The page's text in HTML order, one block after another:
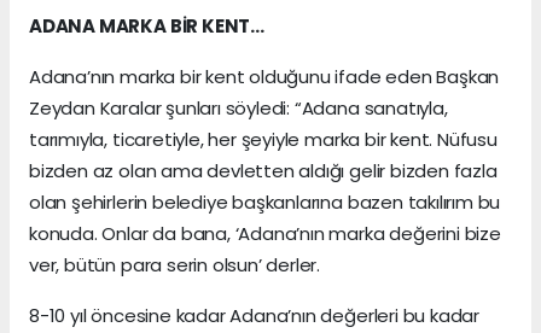
ADANA MARKA BİR KENT…
Adana’nın marka bir kent olduğunu ifade eden Başkan
Zeydan Karalar şunları söyledi: “Adana sanatıyla,
tarımıyla, ticaretiyle, her şeyiyle marka bir kent. Nüfusu
bizden az olan ama devletten aldığı gelir bizden fazla
olan şehirlerin belediye başkanlarına bazen takılırım bu
konuda. Onlar da bana, ‘Adana’nın marka değerini bize
ver, bütün para serin olsun’ derler.
8-10 yıl öncesine kadar Adana’nın değerleri bu kadar